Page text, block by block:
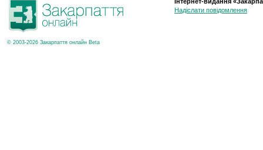
© 2003-2026 Закарпаття онлайн Beta
Надіслати повідомлення